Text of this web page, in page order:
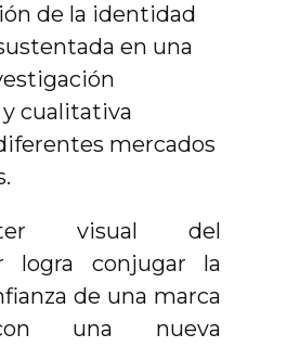
de la identidad
en una
cualitativa
mercados
visual del
logra conjugar la
de una marca
una nueva